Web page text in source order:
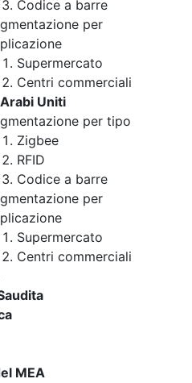
Codice a barre
per
Supermercato
Centri commerciali
Uniti
per tipo
Zigbee
RFID
Codice a barre
per
Supermercato
Centri commerciali
MEA